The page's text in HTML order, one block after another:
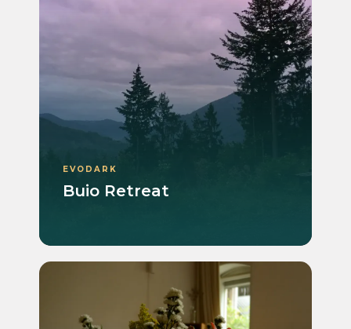
EVODARK
Buio Retreat